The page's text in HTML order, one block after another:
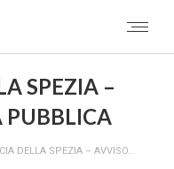
SPEZIA –
PUBBLICA
DELLA SPEZIA – AVVISO…